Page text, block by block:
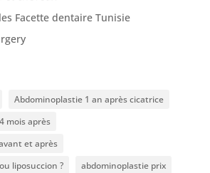
Facette dentaire Tunisie
Abdominoplastie 1 an après cicatrice
mois après
et après
liposuccion ?
abdominoplastie prix